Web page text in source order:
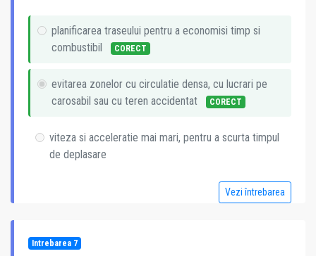
planificarea traseului pentru a economisi timp si
combustibil
CORECT
evitarea zonelor cu circulatie densa, cu lucrari pe
carosabil sau cu teren accidentat
CORECT
viteza si acceleratie mai mari, pentru a scurta timpul
de deplasare
Vezi întrebarea
Intrebarea 7